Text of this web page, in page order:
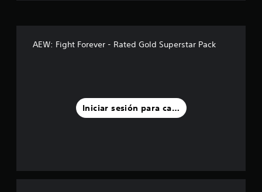
r
e
e
AEW: Fight Forever - Rated Gold Superstar Pack
Iniciar sesión para calificar